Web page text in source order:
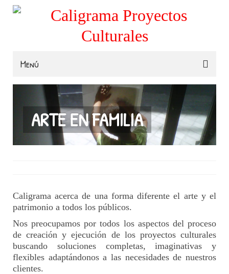
Menú
Familias
Colegios
Museos e Instituciones
ARTE EN FAMILIA
Caligrama acerca de una forma diferente el arte y el
patrimonio a todos los públicos.
Nos preocupamos por todos los aspectos del proceso
de creación y ejecución de los proyectos culturales
buscando soluciones completas, imaginativas y
flexibles adaptándonos a las necesidades de nuestros
clientes.